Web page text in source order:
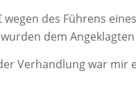
wegen des Führens
dem
Verhandlung war mir